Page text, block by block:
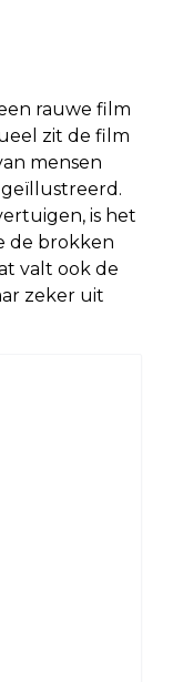
rauwe film
zit de film
mensen
is het
de brokken
valt ook de
zeker uit